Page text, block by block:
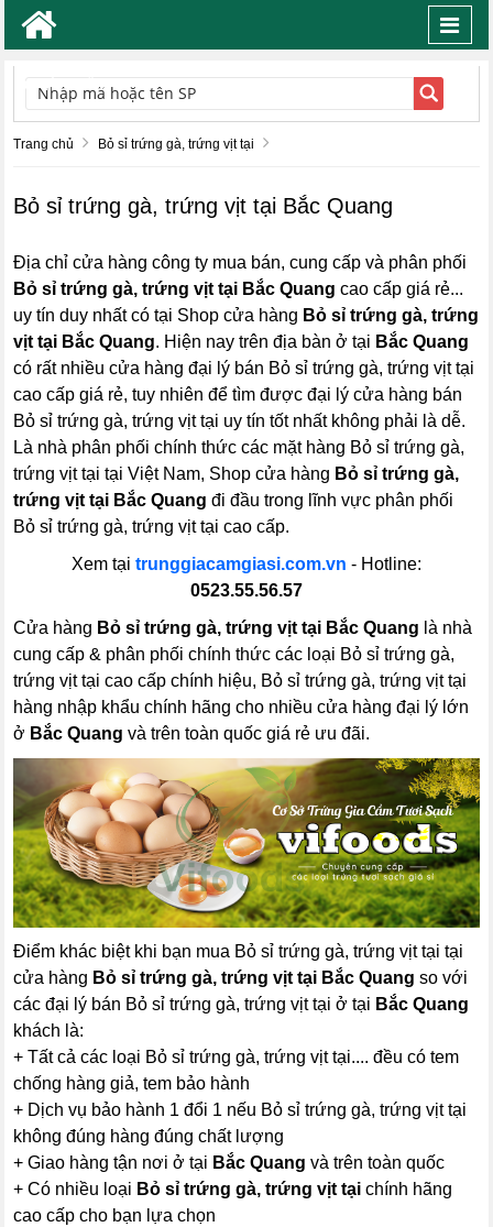
TÌM KIẾM
Trang chủ Bỏ sỉ trứng gà, trứng vịt tại
Bỏ sỉ trứng gà, trứng vịt tại Bắc Quang
Địa chỉ cửa hàng công ty mua bán, cung cấp và phân phối
Bỏ sỉ trứng gà, trứng vịt tại Bắc Quang cao cấp giá rẻ...
uy tín duy nhất có tại Shop cửa hàng Bỏ sỉ trứng gà, trứng
vịt tại Bắc Quang. Hiện nay trên địa bàn ở tại Bắc Quang
có rất nhiều cửa hàng đại lý bán Bỏ sỉ trứng gà, trứng vịt tại
cao cấp giá rẻ, tuy nhiên để tìm được đại lý cửa hàng bán
Bỏ sỉ trứng gà, trứng vịt tại uy tín tốt nhất không phải là dễ.
Là nhà phân phối chính thức các mặt hàng Bỏ sỉ trứng gà,
trứng vịt tại tại Việt Nam, Shop cửa hàng Bỏ sỉ trứng gà,
trứng vịt tại Bắc Quang đi đầu trong lĩnh vực phân phối
Bỏ sỉ trứng gà, trứng vịt tại cao cấp.
Xem tại trunggiacamgiasi.com.vn - Hotline:
0523.55.56.57
Cửa hàng Bỏ sỉ trứng gà, trứng vịt tại Bắc Quang là nhà
cung cấp & phân phối chính thức các loại Bỏ sỉ trứng gà,
trứng vịt tại cao cấp chính hiệu, Bỏ sỉ trứng gà, trứng vịt tại
hàng nhập khẩu chính hãng cho nhiều cửa hàng đại lý lớn
ở Bắc Quang và trên toàn quốc giá rẻ ưu đãi.
Điểm khác biệt khi bạn mua Bỏ sỉ trứng gà, trứng vịt tại tại
cửa hàng Bỏ sỉ trứng gà, trứng vịt tại Bắc Quang so với
các đại lý bán Bỏ sỉ trứng gà, trứng vịt tại ở tại Bắc Quang
khách là:
+ Tất cả các loại Bỏ sỉ trứng gà, trứng vịt tại.... đều có tem
chống hàng giả, tem bảo hành
+ Dịch vụ bảo hành 1 đổi 1 nếu Bỏ sỉ trứng gà, trứng vịt tại
không đúng hàng đúng chất lượng
+ Giao hàng tận nơi ở tại Bắc Quang và trên toàn quốc
+ Có nhiều loại Bỏ sỉ trứng gà, trứng vịt tại chính hãng
cao cấp cho bạn lựa chọn